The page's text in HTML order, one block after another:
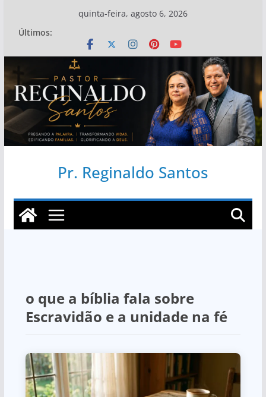
conteúdo
quinta-feira, agosto 6, 2026
Últimos:
Pr. Reginaldo Santos
o que a bíblia fala sobre
Escravidão e a unidade na fé